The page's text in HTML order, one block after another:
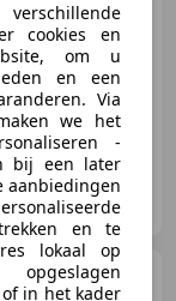
kW (131 PK)
4.6 V8 Executive
cookies en
om u
en een
Via
we het
-
bij een later
aanbiedingen
en te
lokaal op
in het kader